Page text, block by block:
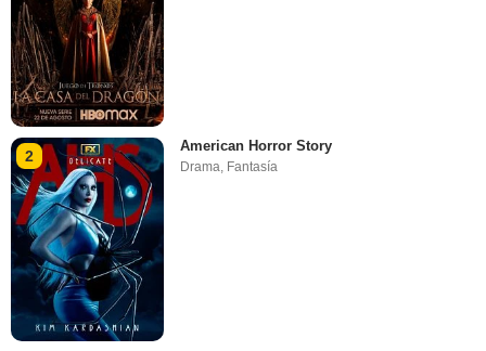
2
American Horror Story
Drama Fantasía